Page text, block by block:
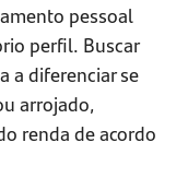
pessoal
perfil. Buscar
a diferenciar se
arrojado,
renda de acordo